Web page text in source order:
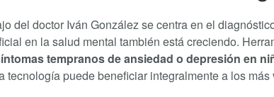
del doctor Iván González se centra en el
en la salud mental también está creciendo.
tempranos de ansiedad o depresión en
tecnología puede beneficiar integralmente a los más